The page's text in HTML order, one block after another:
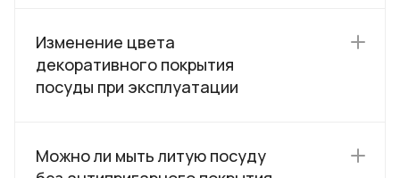
Изменение цвета
декоративного покрытия
посуды при эксплуатации
Можно ли мыть литую посуду